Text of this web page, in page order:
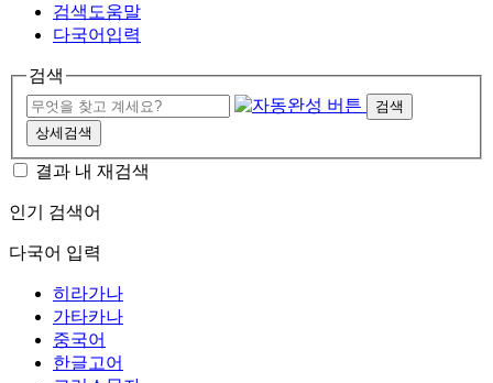
검색도움말
다국어입력
검색
검색
상세검색
결과 내 재검색
인기 검색어
다국어 입력
히라가나
가타카나
중국어
한글고어